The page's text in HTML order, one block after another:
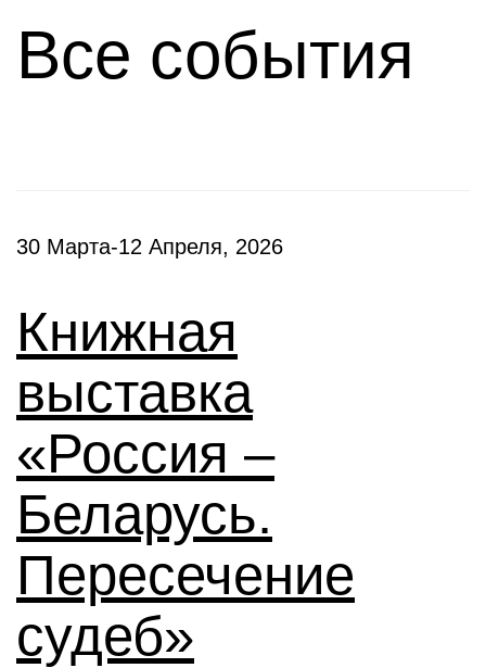
Все события
30 Марта-12 Апреля, 2026
Книжная
выставка
«Россия –
Беларусь.
Пересечение
судеб»